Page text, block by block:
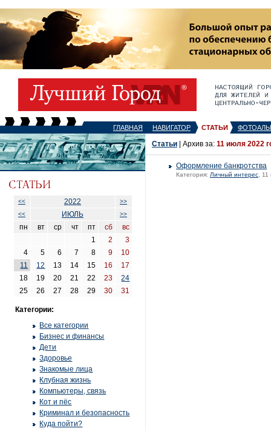
ГЛАВНАЯ НАВИГАТОР СТАТЬИ
<< 2022
>>
<<
ИЮЛЬ >>
пн вт ср чт пт сб
вс
1
2
3
4
5 6 7 8 9
10
11
12 13 14 15 16
17
18
19 20 21 22 23
24
25
26 27 28 29 30 31
Категории:
Все категории
Бизнес и финансы
Дети
Здоровье
Знакомые лица
Клубная жизнь
Компьютеры, связь
Кот и пёс
Криминал и безопасность
Куда пойти?
Статьи | Архив за: 11 июля 2022
Оформление банкротства
Категория: Личный интерес ,